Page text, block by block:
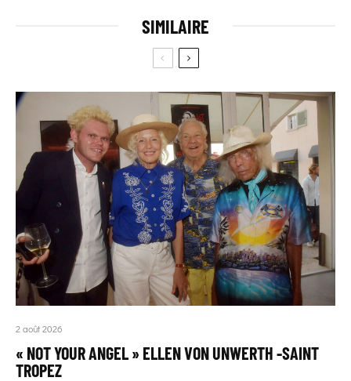
SIMILAIRE
2 août 2026
« NOT YOUR ANGEL » ELLEN VON UNWERTH -SAINT
TROPEZ